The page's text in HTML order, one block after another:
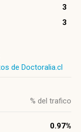
3
3
de Doctoralia.cl
% del trafico
0.97%